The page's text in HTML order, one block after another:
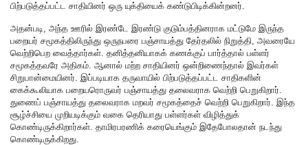
பிற்படுத்தப்பட்ட சாதியினர் ஒரு யுக்தியைக் கண்டுபிடிக்கின்றனர்.
அதன்படி, அந்த ஊரில் இரண்டே இரண்டு குடும்பத்தினராக மட்டுமே இருந்த
பறையர் சமூகத்திலிருந்து ஒருநபரை பஞ்சாயத்து தேர்தலில் நிறுத்தி, அவரையே
வெற்றிபெற வைத்தார்கள். தனித்தனியாகக் கணக்குப் பார்த்தால் பள்ளர்
சமூகத்தவரே அதிகம். ஆனால் மற்ற சாதியினர் ஒன்றிணைந்தால் இவர்கள்
சிறுபான்மையினர். இப்படியாக தருவாயில் பிற்படுத்தப்பட்ட சாதிகளின்
கைக்கூலியாக பறையரொருவர் பஞ்சாயத்து தலைவராக வெற்றி பெறுகிறார்.
துணைப் பஞ்சாயத்து தலைவராக மறவர் சமூகத்தைச் வெற்றி பெறுகிறார். இந்த
சூழ்ச்சியை முறியடிக்கும் வகை தெரியாது பள்ளர்கள் விழித்துக்
கொண்டிருக்கிறார்கள். தாமிரபரணிக் கரையெங்கும் இதேபோலதான் நடந்து
கொண்டிருக்கிறது.